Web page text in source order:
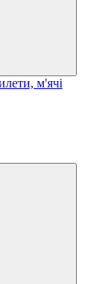
м'ячі